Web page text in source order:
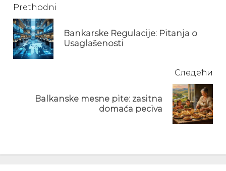
Continue
Reading
Prethodni
Bankarske Regulacije: Pitanja o
Usaglašenosti
Следећи
Balkanske mesne pite: zasitna
domaća peciva